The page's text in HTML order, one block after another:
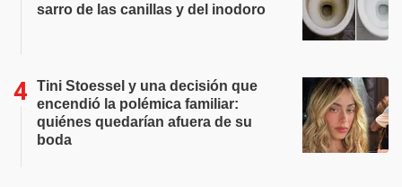
sarro de las canillas y del inodoro
Tini Stoessel y una decisión que
encendió la polémica familiar:
quiénes quedarían afuera de su
boda